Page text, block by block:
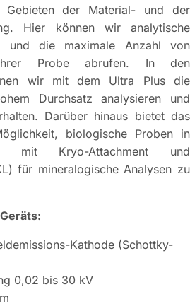
Gebieten der Material- und der
Hier können wir analytische
und die maximale Anzahl von
Probe abrufen. In den
wir mit dem Ultra Plus die
Durchsatz analysieren und
Darüber hinaus bietet das
biologische Proben in
mit Kryo-Attachment und
für mineralogische Analysen zu
Kathode (Schottky-
0,02 bis 30 kV